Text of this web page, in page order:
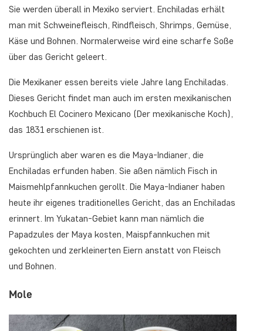
Sie werden überall in Mexiko serviert. Enchiladas erhält
man mit Schweinefleisch, Rindfleisch, Shrimps, Gemüse,
Käse und Bohnen. Normalerweise wird eine scharfe Soße
über das Gericht geleert.
Die Mexikaner essen bereits viele Jahre lang Enchiladas.
Dieses Gericht findet man auch im ersten mexikanischen
Kochbuch El Cocinero Mexicano (Der mexikanische Koch),
das 1831 erschienen ist.
Ursprünglich aber waren es die Maya-Indianer, die
Enchiladas erfunden haben. Sie aßen nämlich Fisch in
Maismehlpfannkuchen gerollt. Die Maya-Indianer haben
heute ihr eigenes traditionelles Gericht, das an Enchiladas
erinnert. Im Yukatan-Gebiet kann man nämlich die
Papadzules der Maya kosten, Maispfannkuchen mit
gekochten und zerkleinerten Eiern anstatt von Fleisch
und Bohnen.
Mole